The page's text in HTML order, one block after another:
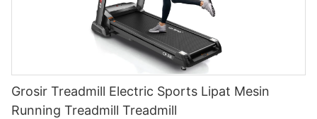
Grosir Treadmill Electric Sports Lipat Mesin
Running Treadmill Treadmill